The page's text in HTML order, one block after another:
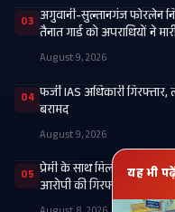
03 अगुवानी-सुल्तानगंज फोरलेन
तैनात गार्ड को अपराधियों ने
August 9, 2026
04 फर्जी IAS अधिकारी गिरफ्तार,
बरामद
August 9, 2026
05 प्रेमी के साथ मिलकर पत्नी ने
आरोपी की गिरफ्तारी के लिए
यह भी